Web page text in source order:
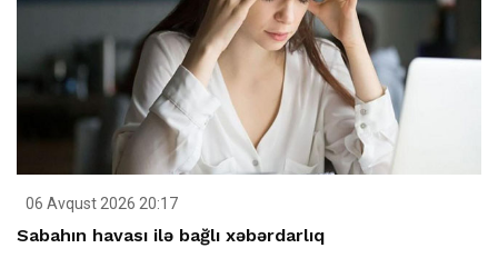
06 Avqust 2026 20:17
Sabahın havası ilə bağlı xəbərdarlıq